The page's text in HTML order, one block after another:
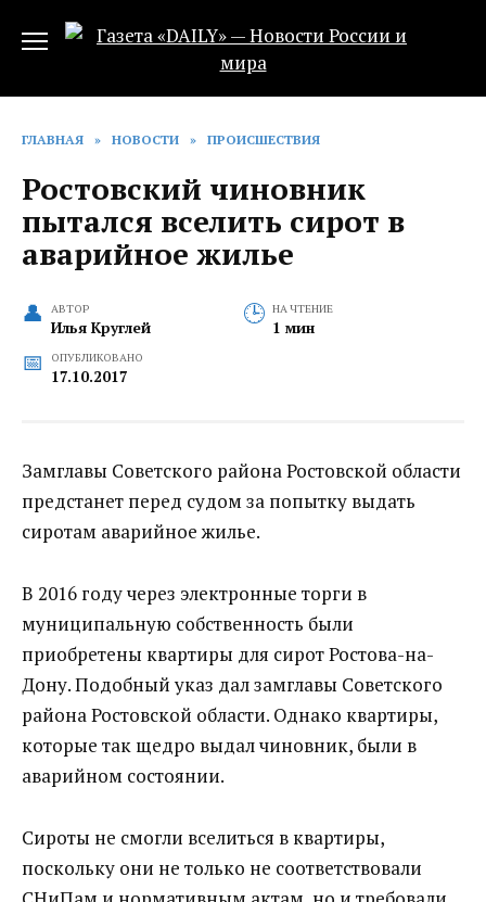
ГЛАВНАЯ » НОВОСТИ » ПРОИСШЕСТВИЯ
Ростовский чиновник
пытался вселить сирот в
аварийное жилье
АВТОР
Илья Круглей
НА ЧТЕНИЕ
1 мин
ОПУБЛИКОВАНО
17.10.2017
Замглавы Советского района Ростовской области
предстанет перед судом за попытку выдать
сиротам аварийное жилье.
В 2016 году через электронные торги в
муниципальную собственность были
приобретены квартиры для сирот Ростова-на-
Дону. Подобный указ дал замглавы Советского
района Ростовской области. Однако квартиры,
которые так щедро выдал чиновник, были в
аварийном состоянии.
Сироты не смогли вселиться в квартиры,
поскольку они не только не соответствовали